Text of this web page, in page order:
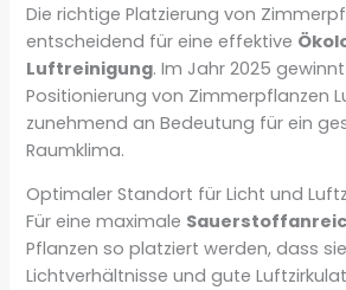
Die richtige Platzierung von
entscheidend für eine effektive
Luftreinigung. Im Jahr 2025
Positionierung von Zimmerpflanzen
zunehmend an Bedeutung für ein
Raumklima.
Optimaler Standort für Licht und
Für eine maximale
Pflanzen so platziert werden, dass
Lichtverhältnisse und gute